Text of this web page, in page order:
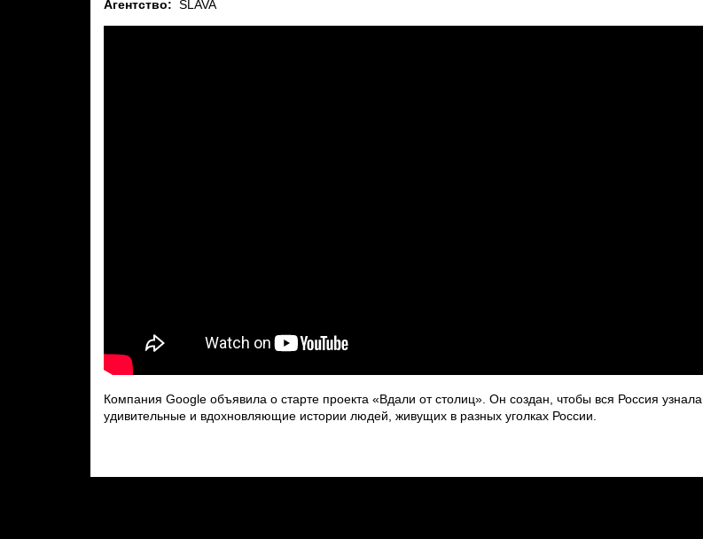
Агентство: SLAVA
Компания Google объявила о старте проекта «Вдали от столиц». Он создан, чтобы вся Россия узнала
удивительные и вдохновляющие истории людей, живущих в разных уголках России.